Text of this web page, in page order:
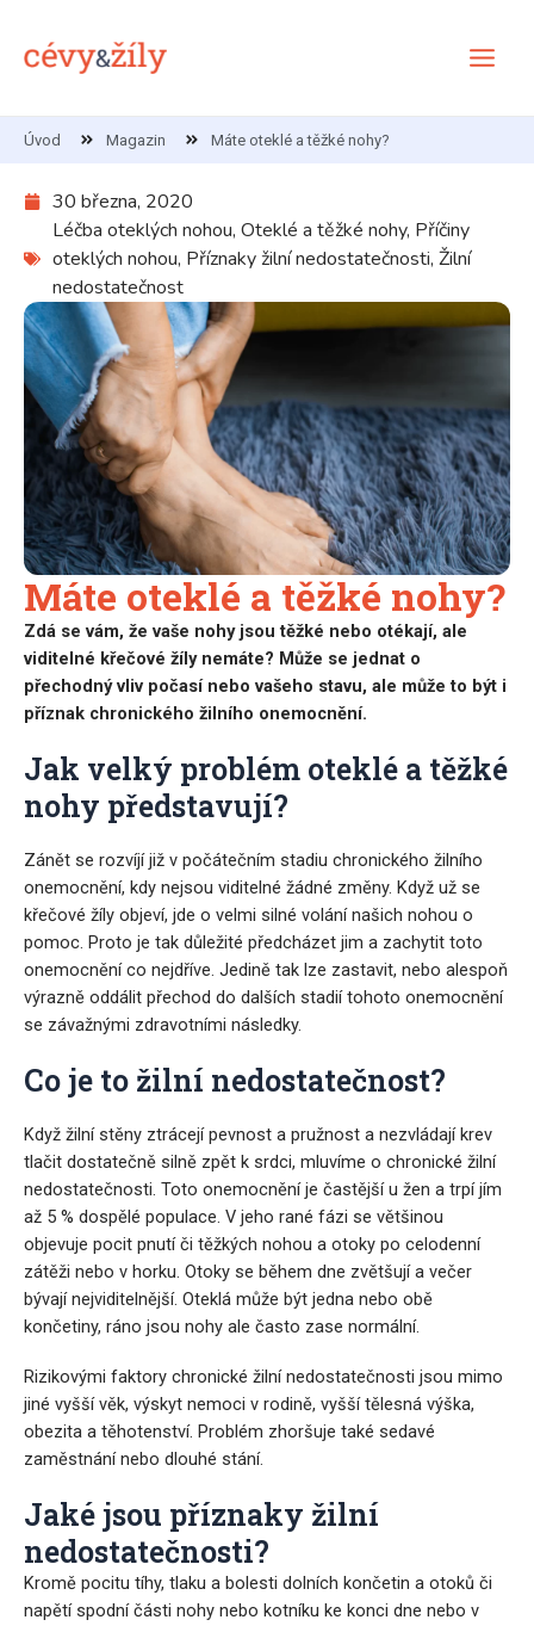
obsah
Menu
Úvod Magazin Máte oteklé a těžké nohy?
30 března, 2020
Léčba oteklých nohou, Oteklé a těžké nohy, Příčiny
oteklých nohou, Příznaky žilní nedostatečnosti, Žilní
nedostatečnost
Máte oteklé a těžké nohy?
Zdá se vám, že vaše nohy jsou těžké nebo otékají, ale
viditelné křečové žíly nemáte? Může se jednat o
přechodný vliv počasí nebo vašeho stavu, ale může to být i
příznak chronického žilního onemocnění.
Jak velký problém oteklé a těžké
nohy představují?
Zánět se rozvíjí již v počátečním stadiu chronického žilního
onemocnění, kdy nejsou viditelné žádné změny. Když už se
křečové žíly objeví, jde o velmi silné volání našich nohou o
pomoc. Proto je tak důležité předcházet jim a zachytit toto
onemocnění co nejdříve. Jedině tak lze zastavit, nebo alespoň
výrazně oddálit přechod do dalších stadií tohoto onemocnění
se závažnými zdravotními následky.
Co je to žilní nedostatečnost?
Když žilní stěny ztrácejí pevnost a pružnost a nezvládají krev
tlačit dostatečně silně zpět k srdci, mluvíme o chronické žilní
nedostatečnosti. Toto onemocnění je častější u žen a trpí jím
až 5 % dospělé populace. V jeho rané fázi se většinou
objevuje pocit pnutí či těžkých nohou a otoky po celodenní
zátěži nebo v horku. Otoky se během dne zvětšují a večer
bývají nejviditelnější. Oteklá může být jedna nebo obě
končetiny, ráno jsou nohy ale často zase normální.
Rizikovými faktory chronické žilní nedostatečnosti jsou mimo
jiné vyšší věk, výskyt nemoci v rodině, vyšší tělesná výška,
obezita a těhotenství. Problém zhoršuje také sedavé
zaměstnání nebo dlouhé stání.
Jaké jsou příznaky žilní
nedostatečnosti?
Kromě pocitu tíhy, tlaku a bolesti dolních končetin a otoků či
napětí spodní části nohy nebo kotníku ke konci dne nebo v